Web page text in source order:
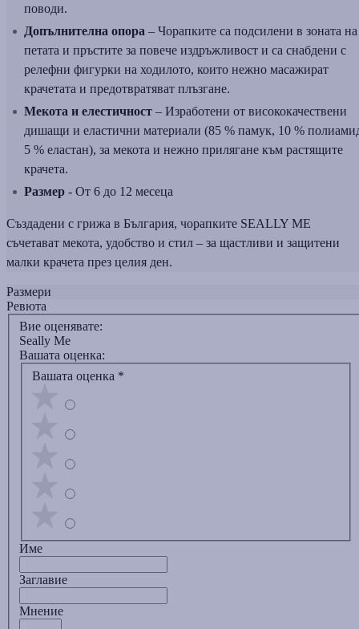
поводи.
Допълнителна опора – Чорапките са подсилени в зоната на
петата и пръстите за повече издръжливост и са снабдени с
релефни фигурки на ходилото, които нежно масажират
крачетата и предотвратяват плъзгане.
Мекота и елестичност – Изработени от висококачествени
дишащи и еластични материали (85 % памук, 10 %
5 % еластан), за мекота и нежно прилягане към растящите
крачета.
Размер - От 6 до 12 месеца
Създадени с грижа в България, чорапките SEALLY ME
съчетават мекота, удобство и стил – за щастливи и защитени
малки крачета през целия ден.
Размери
Ревюта
Вие оценявате:
Seally Me
Вашата оценка:
Вашата оценка *
Име
Заглавиe
Мнение